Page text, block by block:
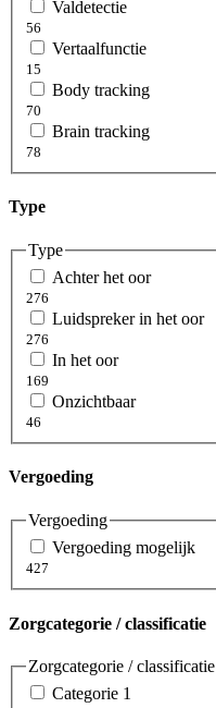
Valdetectie
56
Vertaalfunctie
15
Body tracking
70
Brain tracking
78
Type
Type
Achter het oor
276
Luidspreker in het oor
276
In het oor
169
Onzichtbaar
46
Vergoeding
Vergoeding
Vergoeding mogelijk
427
Zorgcategorie / classificatie
Zorgcategorie / classificatie
Categorie 1